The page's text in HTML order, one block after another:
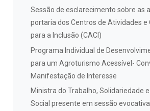
Sessão de esclarecimento sobre as
portaria dos Centros de Atividades e
para a Inclusão (CACI)
Programa Individual de
para um Agroturismo Acessível-
Manifestação de Interesse
Ministra do Trabalho, Solidariedade
Social presente em sessão